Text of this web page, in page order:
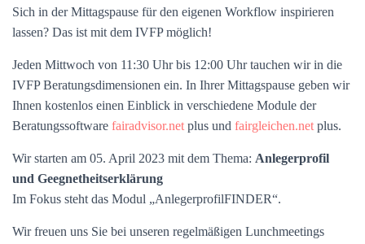
Sich in der Mittagspause für den eigenen Workflow inspirieren
lassen? Das ist mit dem IVFP möglich!
Jeden Mittwoch von 11:30 Uhr bis 12:00 Uhr tauchen wir in die
IVFP Beratungsdimensionen ein. In Ihrer Mittagspause geben wir
Ihnen kostenlos einen Einblick in verschiedene Module der
Beratungssoftware fairadvisor.net plus und fairgleichen.net plus.
Wir starten am 05. April 2023 mit dem Thema: Anlegerprofil
und Geegnetheitserklärung
Im Fokus steht das Modul „AnlegerprofilFINDER“.
Wir freuen uns Sie bei unseren regelmäßigen Lunchmeetings